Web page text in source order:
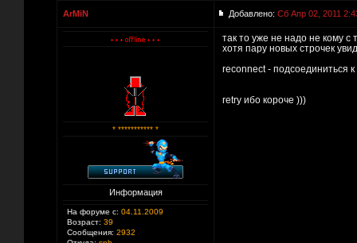
ArMiN Добавлено: Сб Апр 02, 2011
* *********** *
Информация
На форуме с: 04.11.2009
Возраст: 39
Сообщения: 2932
так то уже не надо не кому с
хотя пару новых строчек
reconnect - подсоединиться
retry ибо короче )))